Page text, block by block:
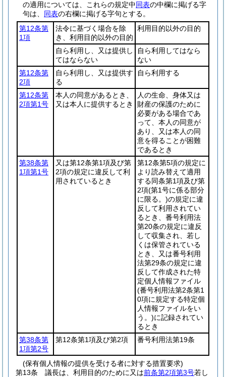
の適用については、これらの規定中同表の中欄に掲げる字
句は、 同表の右欄に掲げる字句とする。
第12条第
1項
法令に基づく場合を除
き、利用目的以外の目的
利用目的以外の目的
自ら利用し、又は提供し
てはならない
自ら利用してはなら
ない
第12条第
2項
自ら利用し、又は提供す
る
自ら利用する
第12条第
2項第1号
本人の同意があるとき、
又は本人に提供するとき
人の生命、身体又は
財産の保護のために
必要がある場合であ
って、本人の同意が
あり、又は本人の同
意を得ることが困難
であるとき
第38条第
1項第1号
又は第12条第1項及び第
2項の規定に違反して利
用されているとき
第12条第5項の規定に
より読み替えて適用
する同条第1項及び第
2項(第1号に係る部分
に限る。)の規定に違
反して利用されてい
るとき、番号利用法
第20条の規定に違反
して収集され、若し
くは保管されている
とき、又は番号利用
法第29条の規定に違
反して作成された特
定個人情報ファイル
(番号利用法第2条第1
0項に規定する特定個
人情報ファイルをい
う。)に記録されてい
るとき
第38条第
1項第2号
第12条第1項及び第2項 番号利用法第19条
(保有個人情報の提供を受ける者に対する措置要求)
第13条
議長は、利用目的のために又は前条第2項第3号若し